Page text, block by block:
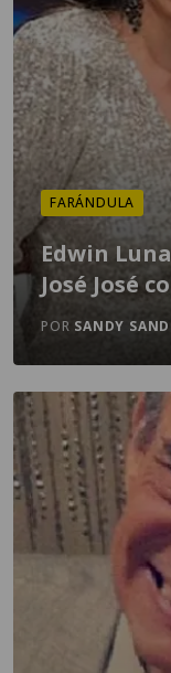
FARÁNDULA
Edwin
José José
POR SANDY